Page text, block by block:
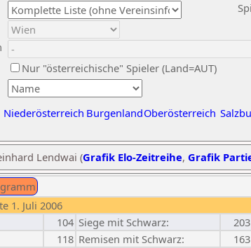
Nur "österreichische" Spieler (Land=AUT)
Niederösterreich BurgenlandOberösterreich
Lendwai (Grafik Elo-Zeitreihe, Grafik
1. Juli 2006
104 Siege mit Schwarz: 203
118 Remisen mit Schwarz: 163